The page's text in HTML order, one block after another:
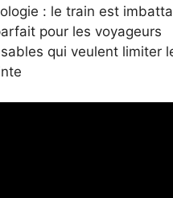
: le train est
pour les voyageurs
qui veulent limiter